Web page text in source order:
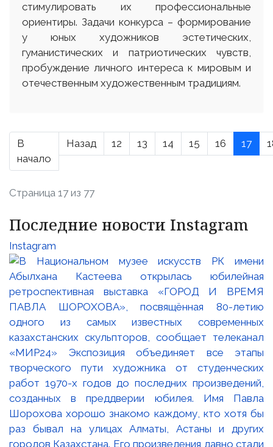
стимулировать их профессиональные
ориентиры. Задачи конкурса – формирование
у юных художников эстетических,
гуманистических и патриотических чувств,
пробуждение личного интереса к мировым и
отечественным художественным традициям.
В
начало
Назад 12 13 14 15 16 17
Страница 17 из 77
Последние новости Instagram
Instagram